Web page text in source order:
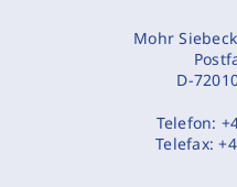
Mohr
D-
Telefon:
Telefax: